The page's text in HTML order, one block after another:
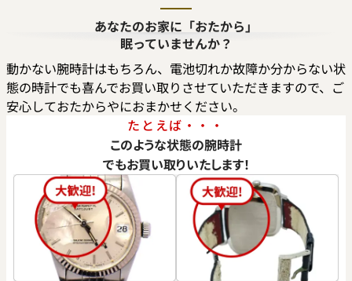
イトジャスト 41 126300 ブ
フルーテッドモチーフ文字
格
点の参考買取価格です
ロレックス デイトジャスト
ルド
参考買取価格
2,554,000円
※2026年5月27日時点の参考
あなたのお家に「おたから」
眠っていませんか？
動かない腕時計はもちろん、電池切れか故障か分からない状
態の時計でも喜んでお買い取りさせていただきますので、ご
安心しておたからやにおまかせください。
たとえば・・・
このような状態の腕時計
でもお買い取りいたします！